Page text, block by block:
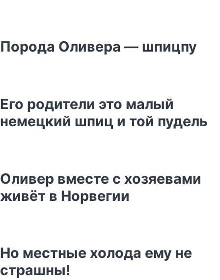
Порода Оливера — шпицпу
Его родители это малый
немецкий шпиц и той пудель
Оливер вместе с хозяевами
живёт в Норвегии
Но местные холода ему не
страшны!